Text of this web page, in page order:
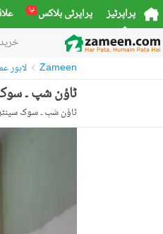
پراپرٹیز پراپرٹی بلاکس نیا
Zameen لاہور
ٹاؤن شپ ۔ سوک سینٹر ٹاؤن
ٹاؤن شپ ۔ سوک